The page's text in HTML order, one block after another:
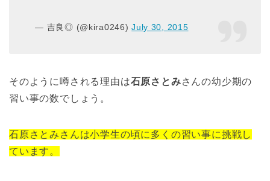
— 吉良◎ (@kira0246)July 30, 2015
そのように噂される理由は石原さとみさんの幼少期の
習い事の数でしょう。
石原さとみさんは小学生の頃に多くの習い事に挑戦し
ています。